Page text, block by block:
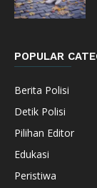
POPULAR
Berita Polisi
Detik Polisi
Pilihan Editor
Edukasi
Peristiwa